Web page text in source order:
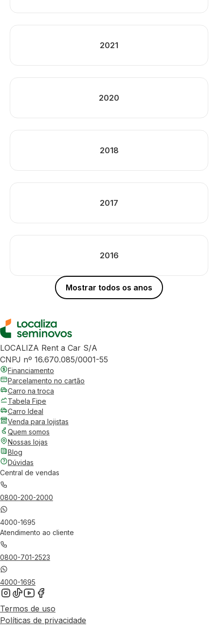
2021
2020
2018
2017
2016
Mostrar todos os anos
LOCALIZA Rent a Car S/A
CNPJ nº 16.670.085/0001-55
Financiamento
Parcelamento no cartão
Carro na troca
Tabela Fipe
Carro Ideal
Venda para lojistas
Quem somos
Nossas lojas
Blog
Dúvidas
Central de vendas
0800-200-2000
4000-1695
Atendimento ao cliente
0800-701-2523
4000-1695
Termos de uso
Políticas de privacidade